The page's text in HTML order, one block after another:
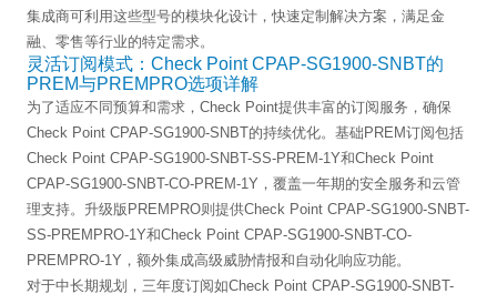
集成商可利用这些型号的模块化设计，快速定制解决方案，满足金
融、零售等行业的特定需求。
灵活订阅模式：Check Point CPAP-SG1900-SNBT的
PREM与PREMPRO选项详解
为了适应不同预算和需求，Check Point提供丰富的订阅服务，确保
Check Point CPAP-SG1900-SNBT的持续优化。基础PREM订阅包括
Check Point CPAP-SG1900-SNBT-SS-PREM-1Y和Check Point
CPAP-SG1900-SNBT-CO-PREM-1Y，覆盖一年期的安全服务和云管
理支持。升级版PREMPRO则提供Check Point CPAP-SG1900-SNBT-
SS-PREMPRO-1Y和Check Point CPAP-SG1900-SNBT-CO-
PREMPRO-1Y，额外集成高级威胁情报和自动化响应功能。
对于中长期规划，三年度订阅如Check Point CPAP-SG1900-SNBT-